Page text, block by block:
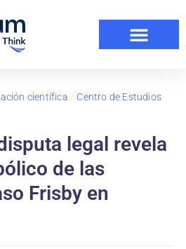
científica / Centro de Estudios
legal revela
de las
Frisby en